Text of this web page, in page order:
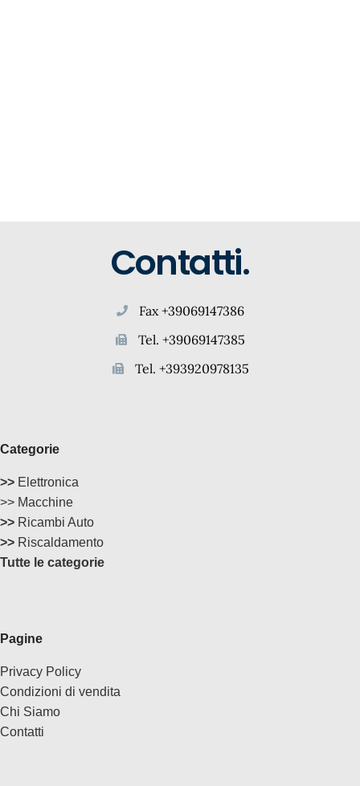
Contatti.
Fax +39069147386
Tel. +39069147385
Tel. +393920978135
Categorie
>> Elettronica
>> Macchine
>> Ricambi Auto
>> Riscaldamento
Tutte le categorie
Pagine
Privacy Policy
Condizioni di vendita
Chi Siamo
Contatti